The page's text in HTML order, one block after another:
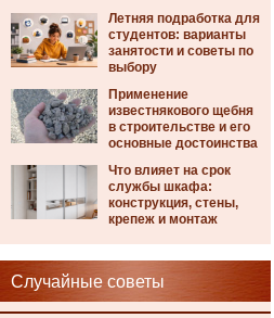
Летняя подработка для
студентов: варианты
занятости и советы по
выбору
Применение
известнякового щебня
в строительстве и его
основные достоинства
Что влияет на срок
службы шкафа:
конструкция, стены,
крепеж и монтаж
Случайные советы